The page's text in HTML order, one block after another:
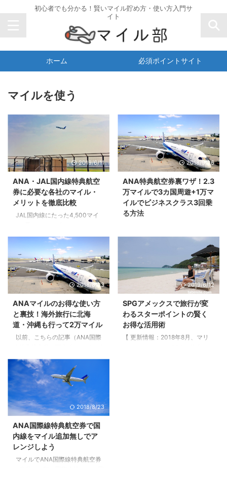
初心者でも分かる！賢いマイル貯め方・使い方入門サ
イト
ホーム 必須ポイントサイト
マイルを使う
2019/6/11
ANA・JAL国内線特典航空
券に必要な各社のマイル・
メリットを徹底比較
JAL国内線にたった4,500マイ
エアウェイズ（BA）のマイレー
ジが遂に改悪となってしまいまし
た。 そこで、国内線のANA便、
JAL便に必要な主要各社の必要マ
イル数や利用条件、メリット・デ
メリットなどを比較することにし
ました。 この記事を読むこと
で、ANA・JAL国内線特典航空券
に交換するのに最もお得なマイレ
ージが分かり、各社のマイレージ
を貯める方法が分かります。
おいて …
2018/9/26
ANA特典航空券裏ワザ！2.3
万マイルで3カ国周遊+1万マ
イルでビジネスクラス3回乗
る方法
に北海道・沖縄も行って2万マイ
ル）で、ANA特典航空券のお得な
使い方をご紹介しましたが、記事
の反響が良かったので、今回はそ
の時の選択肢として最後まで悩ん
だ”もうひとつのルート”を紹介し
たいと思います。 ANAマイルを
使ったお得な特典航空券に交換す
る方法や裏技をシェアしますの
で、是非参考にして、おトクなマ
イルライフに活かしてください
2018/8/23
ANAマイルのお得な使い方
と裏技！海外旅行に北海
道・沖縄も行って2万マイル
以前、こちらの記事（ANA国際
加無しでアレンジしよう）で、初
めての方でもアレンジしやすい
ANA特典航空券のお得な使い方を
ご紹介しました。 今回、モッピ
ーで獲得したANA20,000マイル
（+α）で、グアム+北海道+宮古
島（沖縄）に旅行してきました。
マイルを使ったお得な特典航空券
に交換する方法や裏技をシェアし
ます。 ANAマイルのお得な使い
方！海外旅行に国内旅行をプラス
2019/6/12
SPGアメックスで旅行が変
わるスターポイントの賢く
お得な活用術
【 更新情報：2018年8月、マリ
2018/8/23
ANA国際線特典航空券で国
内線をマイル追加無しでア
レンジしよう
マイルでANA国際線特典航空券